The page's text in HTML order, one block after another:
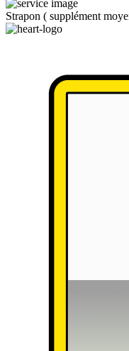
Strapon ( supplément